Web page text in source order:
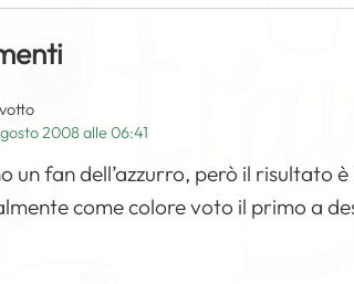
2008 alle 06:41
un fan dell’azzurro, però il risultato
come colore voto il primo a